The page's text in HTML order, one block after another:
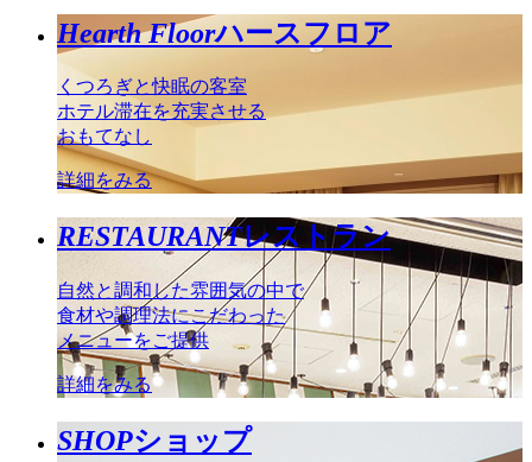
Hearth Floorハースフロア
くつろぎと快眠の客室
ホテル滞在を充実させる
おもてなし
詳細をみる
RESTAURANTレストラン
自然と調和した雰囲気の中で
食材や調理法にこだわった
メニューをご提供
詳細をみる
SHOPショップ